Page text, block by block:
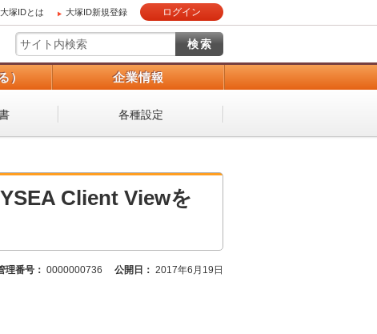
大塚IDとは 大塚ID新規登録 ログイン
） 企業情報
各種設定
Client Viewを
理番号： 0000000736 公開日： 2017年6月19日